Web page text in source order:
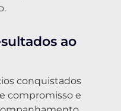
ao
conquistados
compromisso e